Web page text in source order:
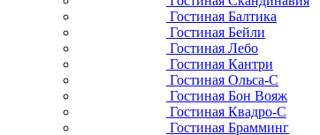
Гостиная Балтика
Гостиная Бейли
Гостиная Лебо
Гостиная Кантри
Гостиная Ольса-С
Гостиная Бон Вояж
Гостиная Квадро-С
Гостиная Брамминг